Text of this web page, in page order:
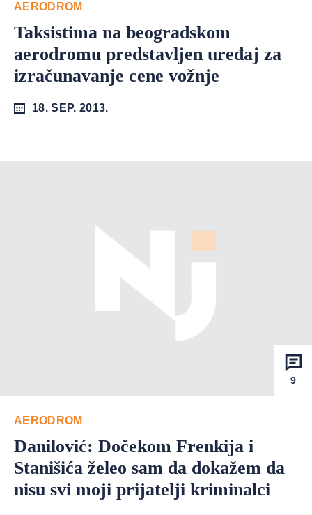
AERODROM
Taksistima na beogradskom
aerodromu predstavljen uređaj za
izračunavanje cene vožnje
18. SEP. 2013.
9
AERODROM
Danilović: Dočekom Frenkija i
Stanišića želeo sam da dokažem da
nisu svi moji prijatelji kriminalci